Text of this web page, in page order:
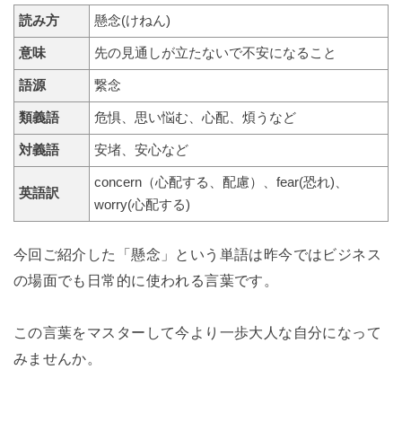
読み方 懸念(けねん)
意味 先の見通しが立たないで不安になること
語源 繋念
類義語 危惧、思い悩む、心配、煩うなど
対義語 安堵、安心など
英語訳
concern（心配する、配慮）、fear(恐れ)、
worry(心配する)
今回ご紹介した「懸念」という単語は昨今ではビジネス
の場面でも日常的に使われる言葉です。
この言葉をマスターして今より一歩大人な自分になって
みませんか。